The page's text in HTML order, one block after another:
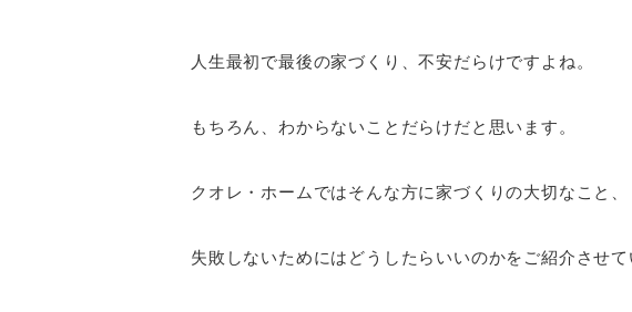
人生最初で最後の家づくり、不安だらけですよね。
もちろん、わからないことだらけだと思います。
クオレ・ホームではそんな方に家づくりの大切なこと、
失敗しないためにはどうしたらいいのかをご紹介させて